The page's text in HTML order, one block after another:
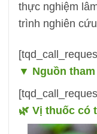
thực nghiệm
trình nghiên
▼ Nguồn
🌿 Vị thuốc có